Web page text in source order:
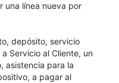
una línea nueva por
depósito, servicio
Servicio al Cliente, un
asistencia para la
a pagar al